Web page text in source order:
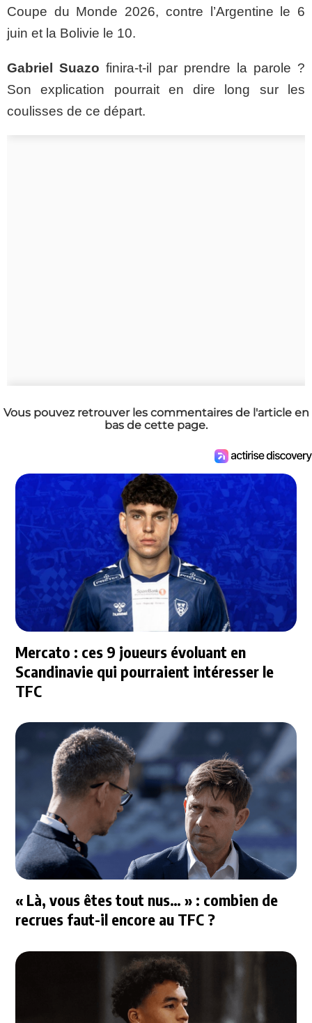
Coupe du Monde 2026, contre l’Argentine le 6
juin et la Bolivie le 10.
Gabriel Suazo finira-t-il par prendre la parole ?
Son explication pourrait en dire long sur les
coulisses de ce départ.
Vous pouvez retrouver les commentaires de l'article en
bas de cette page.
Mercato : ces 9 joueurs évoluant en
Scandinavie qui pourraient intéresser le
TFC
« Là, vous êtes tout nus… » : combien de
recrues faut-il encore au TFC ?